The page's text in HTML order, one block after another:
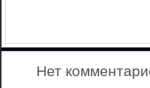
Нет